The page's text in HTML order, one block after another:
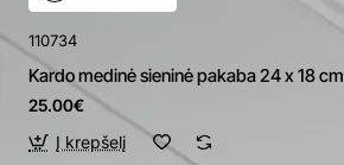
110734
Kardo medinė sieninė pakaba 24 x 18 cm
25.00€
Į krepšelį